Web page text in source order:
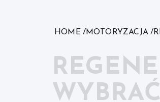
HOME MOTORYZACJA